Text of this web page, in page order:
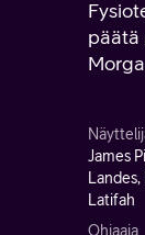
päätä
James
Latifah
Ohjaaja